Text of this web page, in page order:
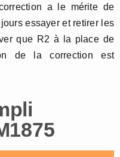
a le mérite de
essayer et retirer les
que R2 à la place de
de la correction est